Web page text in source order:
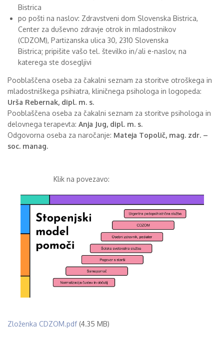
Bistrica
po pošti na naslov: Zdravstveni dom Slovenska Bistrica,
Center za duševno zdravje otrok in mladostnikov
(CDZOM), Partizanska ulica 30, 2310 Slovenska
Bistrica; pripišite vašo tel. številko in/ali e-naslov, na
katerega ste dosegljivi
Pooblaščena oseba za čakalni seznam za storitve otroškega in
mladostniškega psihiatra, kliničnega psihologa in logopeda:
Urša Rebernak, dipl. m. s.
Pooblaščena oseba za čakalni seznam za storitve psihologa in
delovnega terapevta: Anja Jug, dipl. m. s.
Odgovorna oseba za naročanje: Mateja Topolič, mag. zdr. –
soc. manag.
Klik na povezavo:
File
Zloženka CDZOM.pdf (4.35 MB)